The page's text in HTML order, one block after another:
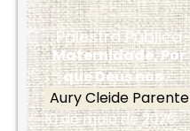
Palestra Pública
Maternidade, Por
que Deus nos ...
Aury Cleide Parente
10 de maio de 2026